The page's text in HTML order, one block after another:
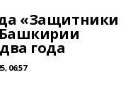
«Защитники
Башкирии
года
06:57